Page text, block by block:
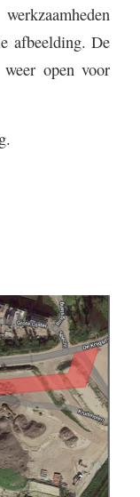
afbeelding. De
open voor